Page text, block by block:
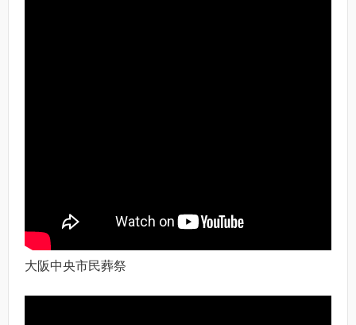
大阪中央市民葬祭